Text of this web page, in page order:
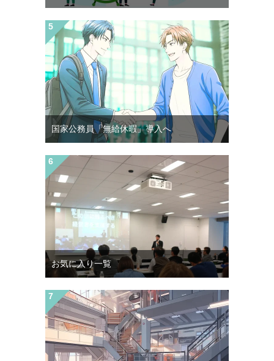
国家公務員「無給休暇」導入へ
お気に入り一覧